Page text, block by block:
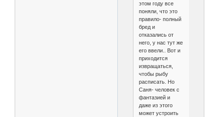
этом году все
поняли, что это
правило- полный
бред и
отказались от
него, у нас тут же
его ввели.. Вот и
приходится
извращаться,
чтобы рыбу
расписать. Но
Саня- человек с
фантазией и
даже из этого
может устроить